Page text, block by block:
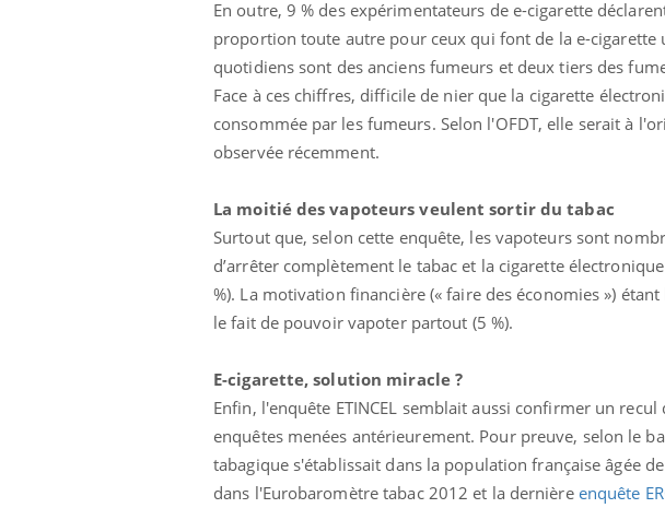
En outre, 9 % des expérimentateurs de e-cigarette
proportion toute autre pour ceux qui font de la e-cigarette
quotidiens sont des anciens fumeurs et deux tiers des
Face à ces chiffres, difficile de nier que la cigarette
consommée par les fumeurs. Selon l'OFDT, elle serait à
observée récemment.
La moitié des vapoteurs veulent sortir du tabac
Surtout que, selon cette enquête, les vapoteurs sont
d’arrêter complètement le tabac et la cigarette
%). La motivation financière (« faire des économies »)
le fait de pouvoir vapoter partout (5 %).
E-cigarette, solution miracle ?
Enfin, l'enquête ETINCEL semblait aussi confirmer un
enquêtes menées antérieurement. Pour preuve, selon le
tabagique s'établissait dans la population française âgée
dans l'Eurobaromètre tabac 2012 et la dernière enquête